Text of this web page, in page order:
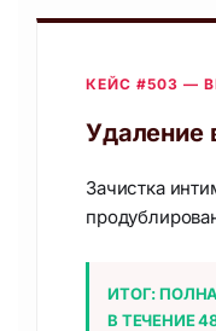
КЕЙС #503 —
Удаление
Зачистка
ИТОГ:
В ТЕЧЕНИЕ